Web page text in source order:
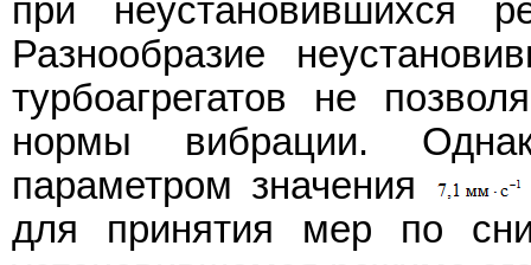
при неустановившихся
Разнообразие
турбоагрегатов не
нормы вибрации.
параметром значения
для принятия мер по